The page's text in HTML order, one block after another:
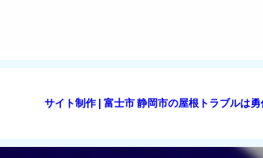
サイト制作 | 富士市 静岡市の屋根トラブルは勇